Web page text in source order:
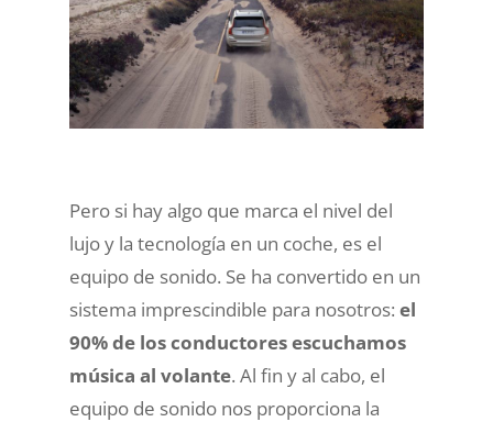
Pero si hay algo que marca el nivel del
lujo y la tecnología en un coche, es el
equipo de sonido. Se ha convertido en un
sistema imprescindible para nosotros: el
90% de los conductores escuchamos
música al volante. Al fin y al cabo, el
equipo de sonido nos proporciona la